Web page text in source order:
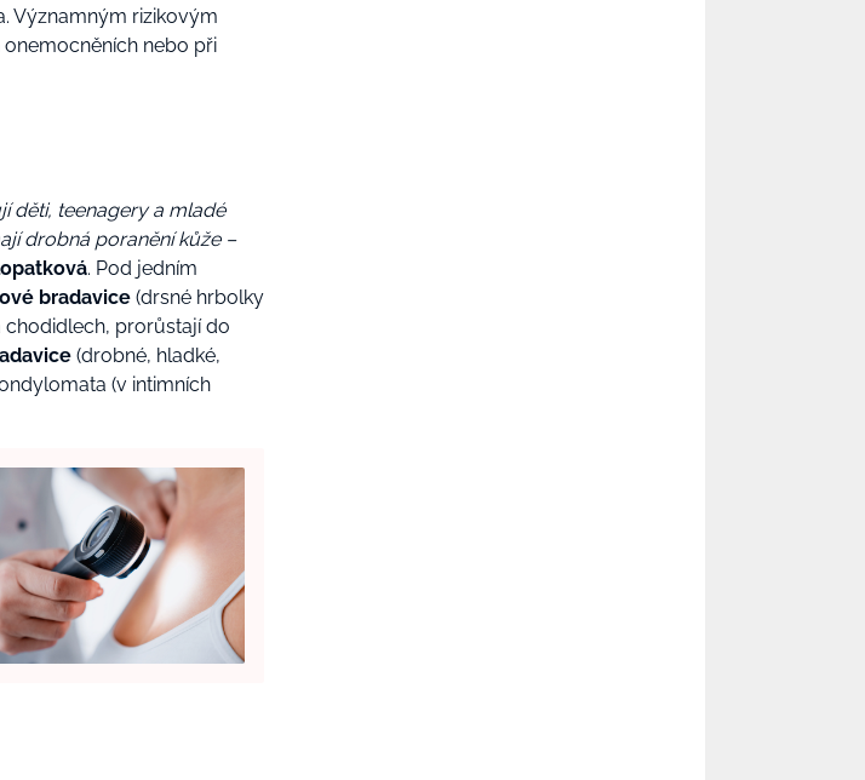
Významným rizikovým
nebo při
děti, teenagery a mladé
drobná poranění kůže –
. Pod jedním
bradavice (drsné hrbolky
chodidlech, prorůstají do
(drobné, hladké,
(v intimních